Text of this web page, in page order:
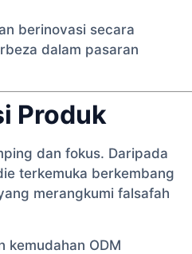
berinovasi secara
dalam pasaran
Produk
dan fokus. Daripada
terkemuka berkembang
merangkumi falsafah
kemudahan ODM